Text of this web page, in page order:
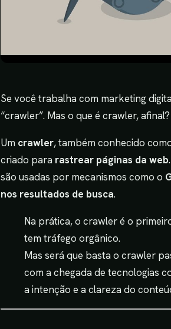
Se você trabalha com marketing
“crawler”. Mas o que é crawler, afinal?
Um crawler, também conhecido
criado para rastrear páginas da web
são usadas por mecanismos como o
nos resultados de busca.
Na prática, o crawler é o
tem tráfego orgânico.
Mas será que basta o crawler
com a chegada de tecnologias
a intenção e a clareza do